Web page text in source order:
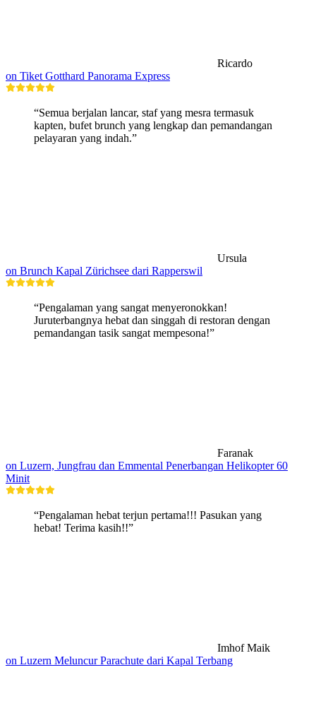
Ricardo
on Tiket Gotthard Panorama Express
“Semua berjalan lancar, staf yang mesra termasuk
kapten, bufet brunch yang lengkap dan pemandangan
pelayaran yang indah.”
Ursula
on Brunch Kapal Zürichsee dari Rapperswil
“Pengalaman yang sangat menyeronokkan!
Juruterbangnya hebat dan singgah di restoran dengan
pemandangan tasik sangat mempesona!”
Faranak
on Luzern, Jungfrau dan Emmental Penerbangan Helikopter 60
Minit
“Pengalaman hebat terjun pertama!!! Pasukan yang
hebat! Terima kasih!!”
Imhof Maik
on Luzern Meluncur Parachute dari Kapal Terbang